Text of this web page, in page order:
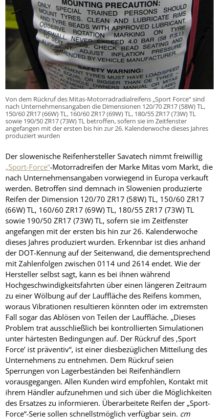
Von dem Rückruf des Mitas-Motorradradialreifens „Sport Force“ sind
nach Unternehmensangaben die Dimensionen 120/70 ZR17 (58W) TL,
150/60 ZR17 (66W) TL, 160/60 ZR17 (69W) TL, 180/55 ZR17 (73W) TL
sowie 190/50 ZR17 (73W) TL betroffen, sofern sie im Zeitfenster
angefangen mit der ersten bis hin zur 26. Kalenderwoche dieses Jahres
produziert wurden
Der slowenische Reifenhersteller Savatech nimmt freiwillig
„Sport-Force“-Motorradreifen der Marke Mitas vom Markt, die
nach Unternehmensangaben vorwiegend in Europa verkauft
werden. Betroffen sind demnach in Slowenien produzierte
Reifen der Dimension 120/70 ZR17 (58W) TL, 150/60 ZR17
(66W) TL, 160/60 ZR17 (69W) TL, 180/55 ZR17 (73W) TL
sowie 190/50 ZR17 (73W) TL, sofern sie im Zeitfenster
angefangen mit der ersten bis hin zur 26. Kalenderwoche
dieses Jahres produziert wurden. Erkennbar ist dies anhand
der DOT-Kennung auf der Seitenwand, die dementsprechend
mit Zahlenfolgen zwischen 0114 und 2614 endet. Wie der
Hersteller selbst sagt, kann es bei ihnen während
Hochgeschwindigkeitsfahrten über einen längeren Zeitraum
zu einer Wölbung auf der Lauffläche des Reifens kommen,
woraus Vibrationen resultieren könnten oder im extremsten
Fall sogar das Ablösen von Teilen der Lauffläche. „Dieses
Problem trat ausschließlich bei kontrollierten Simulationen
unter härtesten Bedingungen auf. Der Rückruf des ‚Sport
Force’ ist präventiv“, ist einer diesbezüglichen Mitteilung des
Unternehmens zu entnehmen. Dem Rückruf seien
Sperrungen von Lagerbeständen bei Reifenhändlern
vorausgegangen. Allen Kunden wird empfohlen, Kontakt mit
ihrem Händler aufzunehmen und sich über die Möglichkeiten
des Ersatzes zu informieren. Überarbeitete Reifen der „Sport-
Force“-Serie sollen schnellstmöglich verfügbar sein. cm